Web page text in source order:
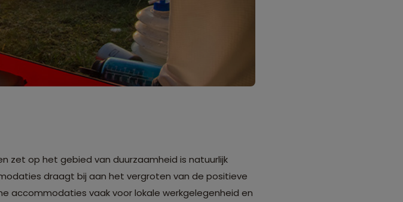
zet op het gebied van duurzaamheid is natuurlijk
draagt bij aan het vergroten van de positieve
accommodaties vaak voor lokale werkgelegenheid en